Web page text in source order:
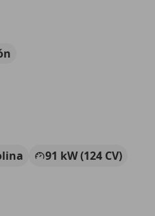
91 kW (124 CV)